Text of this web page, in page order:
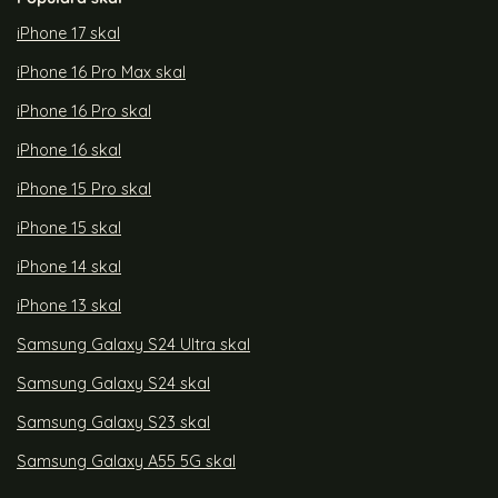
iPhone 17 skal
iPhone 16 Pro Max skal
iPhone 16 Pro skal
iPhone 16 skal
iPhone 15 Pro skal
iPhone 15 skal
iPhone 14 skal
iPhone 13 skal
Samsung Galaxy S24 Ultra skal
Samsung Galaxy S24 skal
Samsung Galaxy S23 skal
Samsung Galaxy A55 5G skal